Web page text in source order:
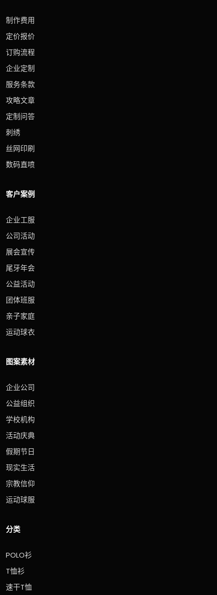
制作费用
定价报价
订购流程
企业定制
服务条款
攻略文章
定制问答
刺绣
丝网印刷
数码直喷
客户案例
企业工服
公司活动
展会宣传
尾牙年会
公益活动
团体班服
亲子家庭
运动球衣
图案素材
企业公司
公益组织
学校机构
活动庆典
假期节日
现实生活
宗教信仰
运动球服
分类
POLO衫
T恤衫
速干T恤